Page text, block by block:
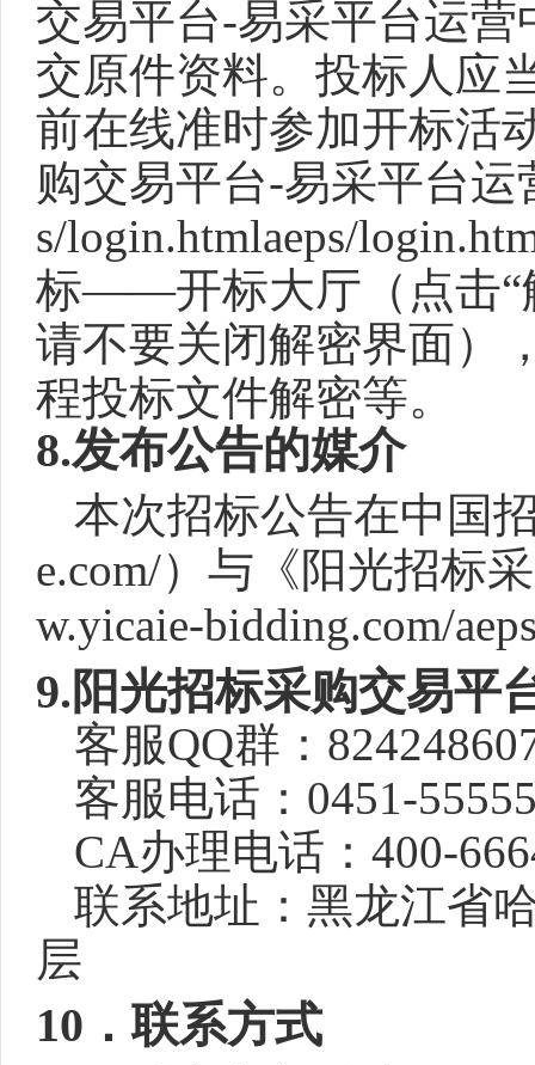
交易平台-易采平台运
交原件资料。投标人应
前在线准时参加开标活
购交易平台-易采平台运
s/login.htmlaeps/
标——开标大厅（点击“
请不要关闭解密界面）
程投标文件解密等。
8.发布公告的媒介
本次招标公告在中国
e.com/）与《阳光招标
w.yicaie-bidding.com/
9.阳光招标采购交易平
客服QQ群：
客服电话： 0451-
CA办理电话：400-
联系地址：黑龙江省
层
10 ．联系方式